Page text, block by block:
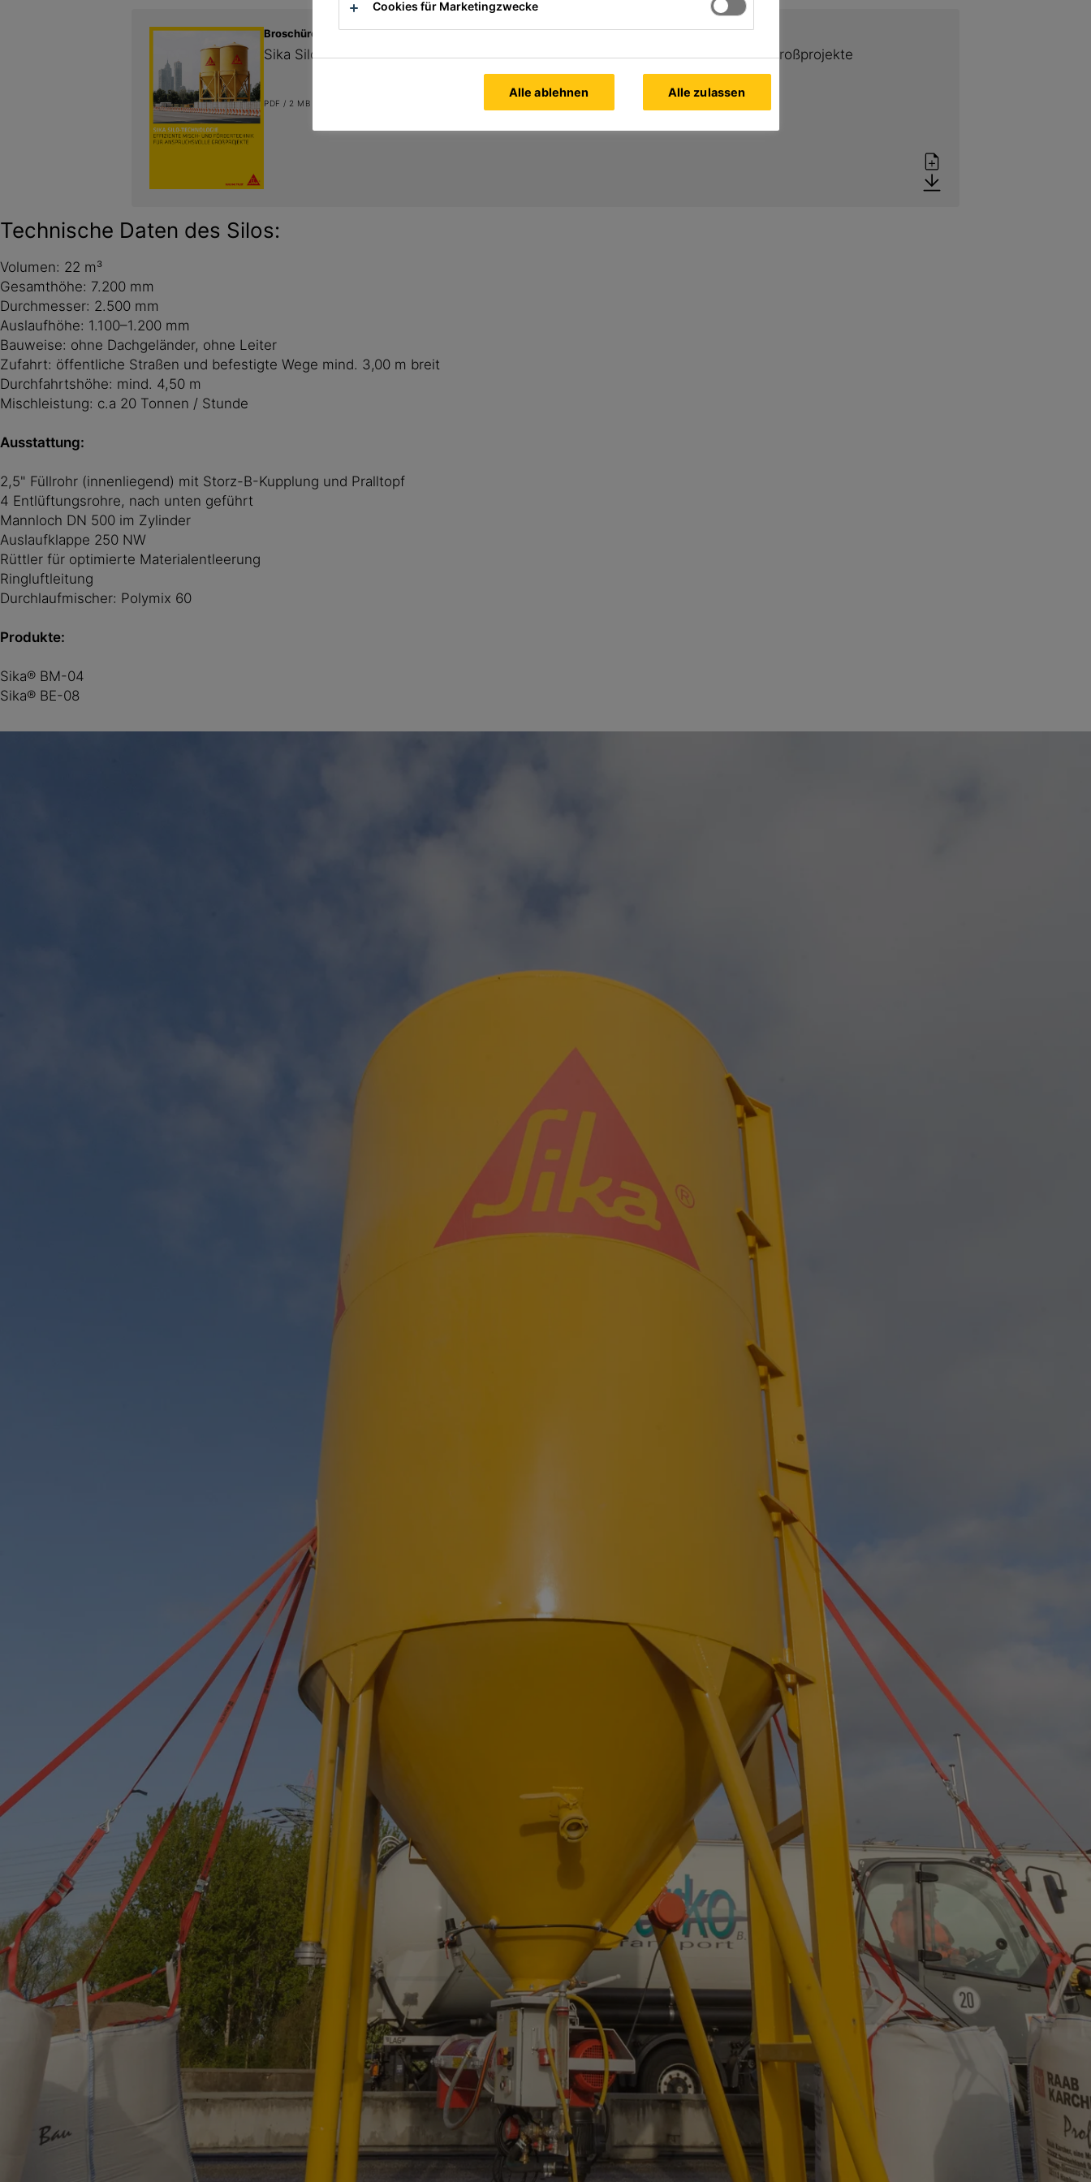
Broschüren Flyer
Sika Silo-Technologie: Effiziente Misch- und Fördertechnik für anspruchsvolle Großprojekte
PDF / 2 MB (DE)
Technische Daten des Silos:
Volumen: 22 m³
Gesamthöhe: 7.200 mm
Durchmesser: 2.500 mm
Auslaufhöhe: 1.100–1.200 mm
Bauweise: ohne Dachgeländer, ohne Leiter
Zufahrt: öffentliche Straßen und befestigte Wege mind. 3,00 m breit
Durchfahrtshöhe: mind. 4,50 m
Mischleistung: c.a 20 Tonnen / Stunde
Ausstattung:
2,5" Füllrohr (innenliegend) mit Storz-B-Kupplung und Pralltopf
4 Entlüftungsrohre, nach unten geführt
Mannloch DN 500 im Zylinder
Auslaufklappe 250 NW
Rüttler für optimierte Materialentleerung
Ringluftleitung
Durchlaufmischer: Polymix 60
Produkte:
Sika® BM-04
Sika® BE-08
Cookies für Marketingzwecke
Alle ablehnen Alle zulassen